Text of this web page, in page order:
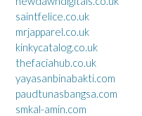
saintfelice.co.uk
mrjapparel.co.uk
kinkycatalog.co.uk
thefaciahub.co.uk
yayasanbinabakti.com
paudtunasbangsa.com
smkal-amin.com